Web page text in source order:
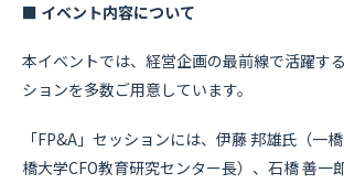
■ イベント内容について
本イベントでは、経営企画の最前線で活躍す
ションを多数ご用意しています。
「FP&A」セッションには、伊藤 邦雄氏（一
橋大学CFO教育研究センター長）、石橋 善一